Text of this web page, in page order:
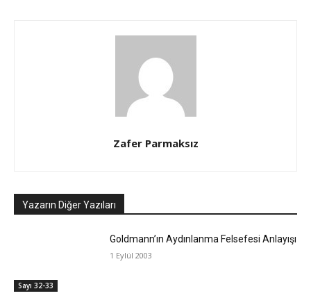
Zafer Parmaksız
Yazarın Diğer Yazıları
Sayı 32-33
Goldmann’ın Aydınlanma Felsefesi Anlayışı
1 Eylül 2003